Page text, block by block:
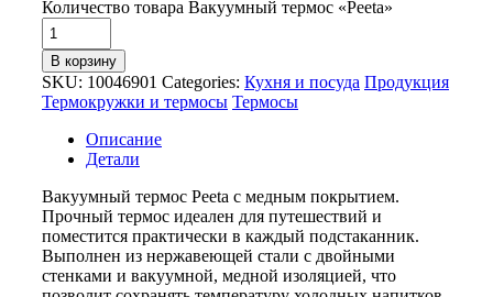
Количество товара Вакуумный термос «Peeta»
В корзину
SKU: 10046901 Categories: Кухня и посуда Продукция
Термокружки и термосы Термосы
Описание
Детали
Вакуумный термос Peeta с медным покрытием.
Прочный термос идеален для путешествий и
поместится практически в каждый подстаканник.
Выполнен из нержавеющей стали с двойными
стенками и вакуумной, медной изоляцией, что